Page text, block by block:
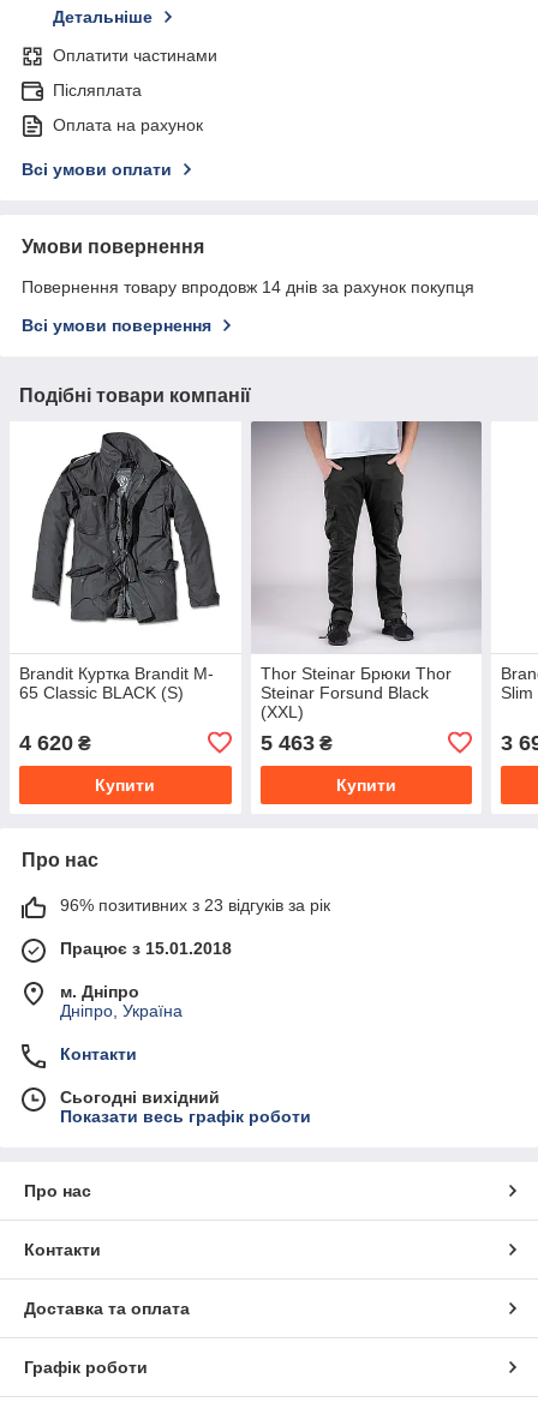
Детальніше
Оплатити частинами
Післяплата
Оплата на рахунок
Всі умови оплати
Умови повернення
Повернення товару впродовж 14 днів за рахунок покупця
Всі умови повернення
Подібні товари компанії
Brandit Куртка Brandit M-
65 Classic BLACK (S)
4 620 ₴
Купити
Thor Steinar Брюки Thor
Steinar Forsund Black
(XXL)
5 463₴
Купити
Slim
3
Про нас
96% позитивних з 23 відгуків за рік
Працює з 15.01.2018
м. Дніпро
Дніпро, Україна
Контакти
Сьогодні вихідний
Показати весь графік роботи
Про нас
Контакти
Доставка та оплата
Графік роботи